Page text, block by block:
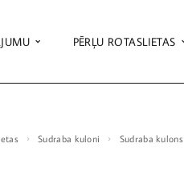
PĒRĻU ROTASLIETAS
Sudraba kuloni Sudraba kulons